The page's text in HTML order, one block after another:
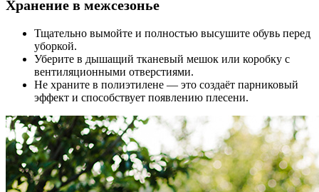
Хранение в межсезонье
Тщательно вымойте и полностью высушите обувь перед
уборкой.
Уберите в дышащий тканевый мешок или коробку с
вентиляционными отверстиями.
Не храните в полиэтилене — это создаёт парниковый
эффект и способствует появлению плесени.